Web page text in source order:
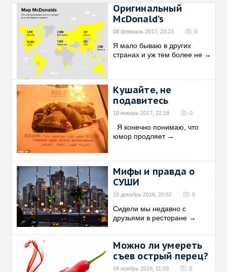
Оригинальный
McDonald’s
08 февраль 2017, 23:23 0
Я мало бываю в других
странах и уж тем более не →
Кушайте, не
подавитесь
18 январь 2017, 22:18 0
Я конечно понимаю, что
юмор продляет→
Мифы и правда о
СУШИ
15 декабрь 2016, 20:57 0
Сидели мы недавно с
друзьями в ресторане →
Можно ли умереть
съев острый перец?
04 ноябрь 2016, 11:09 0